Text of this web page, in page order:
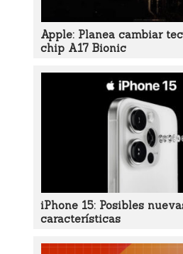
Apple: Planea cambiar
chip A17 Bionic
iPhone 15: Posibles
características